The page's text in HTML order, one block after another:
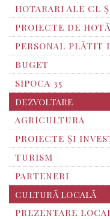
HOTARARI ALE CL
PROIECTE DE
PERSONAL PLĂTIT
BUGET
SIPOCA 35
DEZVOLTARE
AGRICULTURA
PROIECTE ȘI
TURISM
PARTENERI
CULTURĂ LOCALĂ
PREZENTARE